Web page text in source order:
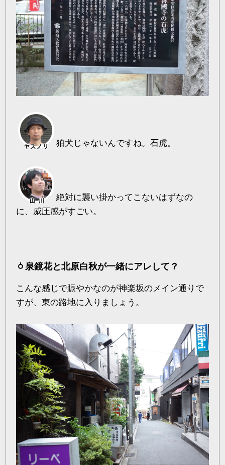
狛犬じゃないんですね。石虎。
絶対に襲い掛かってこないはずなの
に、威圧感がすごい。
泉鏡花と北原白秋が一緒にアレして？
こんな感じで賑やかなのが神楽坂のメイン通りで
すが、東の路地に入りましょう。